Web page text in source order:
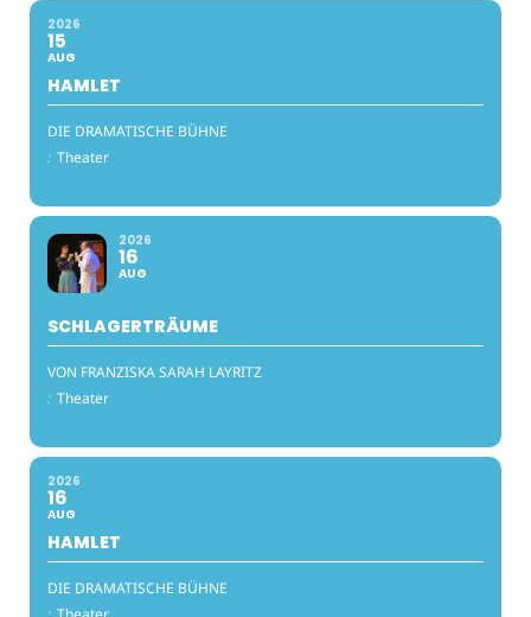
2026
15
AUG
HAMLET
DIE DRAMATISCHE BÜHNE
: Theater
2026
16
AUG
SCHLAGERTRÄUME
VON FRANZISKA SARAH LAYRITZ
: Theater
2026
16
AUG
HAMLET
DIE DRAMATISCHE BÜHNE